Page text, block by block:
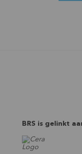
BRS is gelinkt